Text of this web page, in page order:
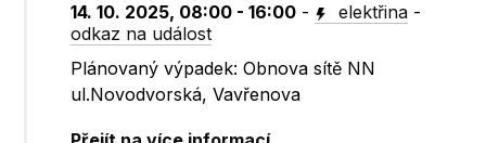
14. 10. 2025, 08:00 - 16:00 - elektřina -
odkaz na událost
Plánovaný výpadek: Obnova sítě NN
ul.Novodvorská, Vavřenova